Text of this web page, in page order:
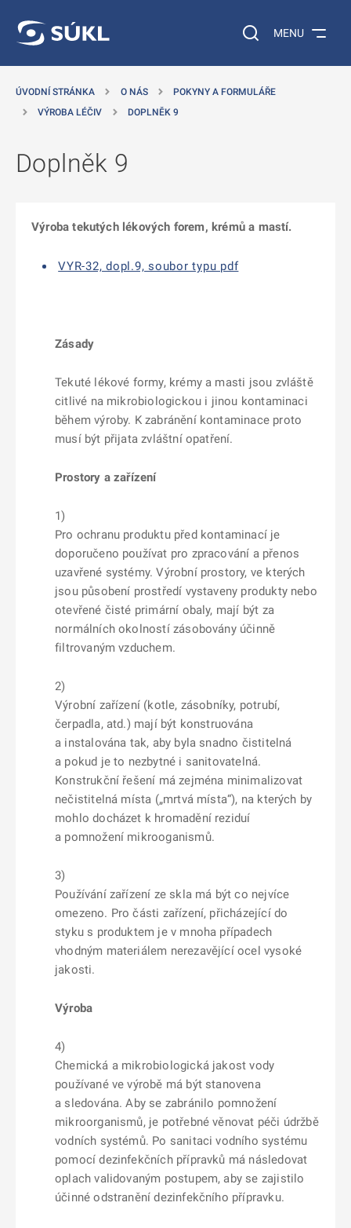
Vyhledávání na
MENU
ÚVODNÍ STRÁNKA O NÁS
POKYNY A FORMULÁŘE
VÝROBA LÉČIV
DOPLNĚK 9
Doplněk 9
Výroba tekutých lékových forem, krémů a mastí.
VYR-32, dopl.9, soubor typu pdf
Zásady
Tekuté lékové formy, krémy a masti jsou zvláště
citlivé na mikrobiologickou i jinou kontaminaci
během výroby. K zabránění kontaminace proto
musí být přijata zvláštní opatření.
Prostory a zařízení
1)
Pro ochranu produktu před kontaminací je
doporučeno používat pro zpracování a přenos
uzavřené systémy. Výrobní prostory, ve kterých
jsou působení prostředí vystaveny produkty nebo
otevřené čisté primární obaly, mají být za
normálních okolností zásobovány účinně
filtrovaným vzduchem.
2)
Výrobní zařízení (kotle, zásobníky, potrubí,
čerpadla, atd.) mají být konstruována
a instalována tak, aby byla snadno čistitelná
a pokud je to nezbytné i sanitovatelná.
Konstrukční řešení má zejména minimalizovat
nečistitelná místa („mrtvá místa“), na kterých by
mohlo docházet k hromadění reziduí
a pomnožení mikrooganismů.
3)
Používání zařízení ze skla má být co nejvíce
omezeno. Pro části zařízení, přicházející do
styku s produktem je v mnoha případech
vhodným materiálem nerezavějící ocel vysoké
jakosti.
Výroba
4)
Chemická a mikrobiologická jakost vody
používané ve výrobě má být stanovena
a sledována. Aby se zabránilo pomnožení
mikroorganismů, je potřebné věnovat péči údržbě
vodních systémů. Po sanitaci vodního systému
pomocí dezinfekčních přípravků má následovat
oplach validovaným postupem, aby se zajistilo
účinné odstranění dezinfekčního přípravku.